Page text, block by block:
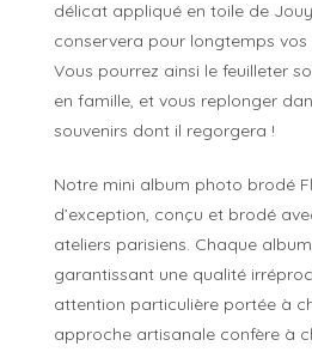
délicat appliqué en toile de
conservera pour longtemps vos
Vous pourrez ainsi le feuilleter
en famille, et vous replonger
souvenirs dont il regorgera !
Notre mini album photo brodé
d’exception, conçu et brodé
ateliers parisiens. Chaque
garantissant une qualité
attention particulière portée à
approche artisanale confère à